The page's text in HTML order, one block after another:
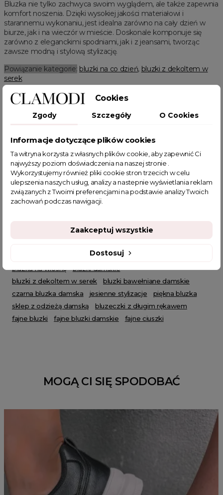
Bluzka nie tylko zachwyca swoim wyglądem, ale także zapewnia
komfort noszenia. Dzięki wysokiej jakości materiałowi i
starannemu wykonaniu, jest idealna zarówno na cały dzień w
biurze, jak i na wieczór w mieście. Doskonale komponuje się
zarówno z eleganckimi spodniami, jak i z jeansami, tworząc
zawsze modną i stylową stylizację.
Powiązanie kategorie: bluzki na co dzień, bluzki z dekoltem w
serek
Cechy produktu: modny nadruk, dekolt w serek
Powiązane kategorie:
Bluzki damskie Bluzki z długim rękawem Bluzki na co dzień
Bluzki oversize Bluzki czarne
Bluzki z dekoltem w serek
HOT SALE Black Week
POWIĄZANE TAGI
bluzka oversize
bluzka damska
bluzka na wiosnę
bluzki damskie
bluzki z dekoltem w serek
bluzki bawełniane damskie
czarna bluzka damska
jesienne stylizacje
piękna bluzka
sklep z odzieżą damską
bluzeczki z długim rękawem
fajne bluzki
fajne bluzki damskie fajne ciuszki
MOGĄ CI SIĘ SPODOBAĆ
Cookies
Zgody Szczegóły O Cookies
Informacje dotyczące plików cookies
Ta witryna korzysta z własnych plików cookie, aby zapewnić Ci
najwyższy poziom doświadczenia na naszej stronie .
Wykorzystujemy również pliki cookie stron trzecich w celu
ulepszenia naszych usług, analizy a nastepnie wyświetlania reklam
związanych z Twoimi preferencjami na podstawie analizy Twoich
zachowań podczas nawigacji.
Dostosuj
Zaakceptuj wszystkie